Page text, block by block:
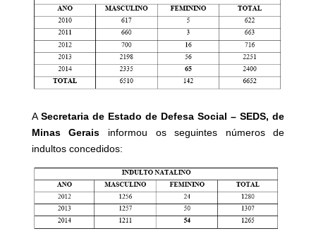
A Secretaria de Estado de Defesa Social – SEDS, de
Minas Gerais informou os seguintes números de
indultos concedidos: